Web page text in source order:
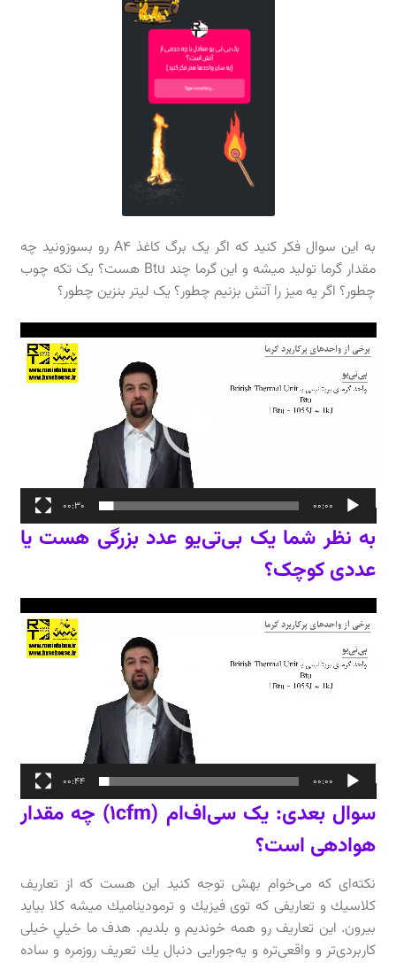
به این سوال فکر کنید که اگر یک برگ کاغذ A4 رو بسوزونید چه
مقدار گرما تولید میشه و این گرما چند Btu هست؟ یک تکه چوب
چطور؟ اگر یه میز را آتش بزنیم چطور؟ یک لیتر بنزین چطور؟
نمایشگر
ویدیو
00:00
00:30
به نظر شما یک بی‌تی‌یو عدد بزرگی هست یا
عددی کوچک؟
نمایشگر
ویدیو
00:00
00:44
سوال بعدی: یک سی‌اف‌ام (1cfm) چه مقدار
هوادهی است؟
نكته‌اى كه مى‌خوام بهش توجه كنيد اين هست كه از تعاريف
كلاسيك و تعاريفى كه توى فيزيك و ترموديناميك میشه كلا بيايد
بيرون. اين تعاريف رو همه خونديم و بلديم. هدف ما خيلي خيلى
كاربردى‌تر و واقعى‌تره و يه‌جورايى دنبال يك تعريف روزمره و ساده